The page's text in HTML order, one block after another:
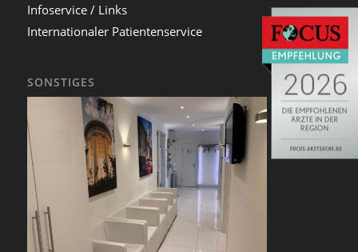
Infoservice / Links
Internationaler Patientenservice
SONSTIGES